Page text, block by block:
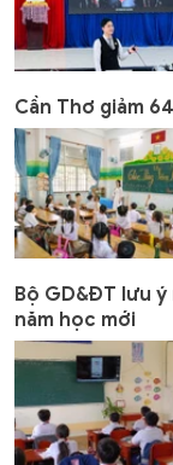
Cần Thơ giảm
Bộ GD&ĐT lưu
năm học mới